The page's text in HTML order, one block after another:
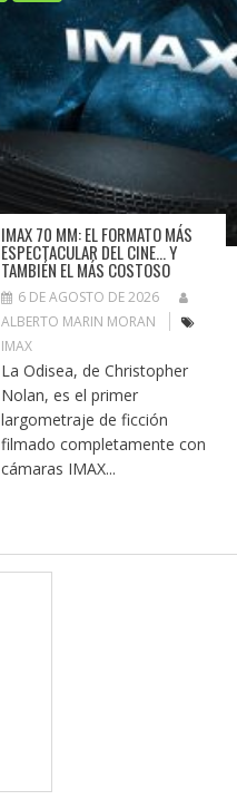
IMAX 70 MM: EL FORMATO MÁS
ESPECTACULAR DEL CINE… Y
TAMBIÉN EL MÁS COSTOSO
6 DE AGOSTO DE 2026
ALBERTO MARIN MORAN
IMAX
La Odisea, de Christopher
Nolan, es el primer
largometraje de ficción
filmado completamente con
cámaras IMAX...